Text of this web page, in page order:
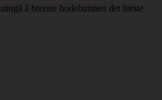
å brenne hodebunnen det første